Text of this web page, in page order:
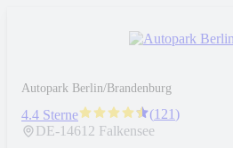
Autopark Berlin/Brandenburg
4.4 Sterne (121)
DE-14612 Falkensee